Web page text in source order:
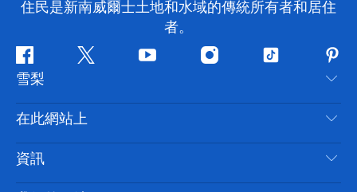
住民是新南威爾士土地和水域的傳統所有者和居住
者。
Facebook 嘰
喳
喳
Youtube Instagram抖
雪梨
聯絡我們
免責聲明
隱私
在此網站上
目的地
要做的事情
資訊